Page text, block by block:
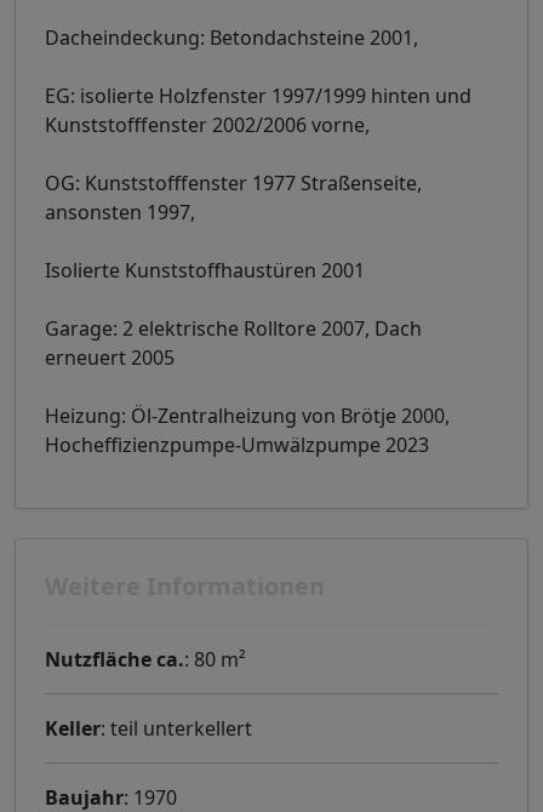
Dacheindeckung: Betondachsteine 2001,
EG: isolierte Holzfenster 1997/1999 hinten und
Kunststofffenster 2002/2006 vorne,
OG: Kunststofffenster 1977 Straßenseite,
ansonsten 1997,
Isolierte Kunststoffhaustüren 2001
Garage: 2 elektrische Rolltore 2007, Dach
erneuert 2005
Heizung: Öl-Zentralheizung von Brötje 2000,
Hocheffizienzpumpe-Umwälzpumpe 2023
Nutzfläche ca.: 80 m²
Keller: teil unterkellert
Baujahr: 1970